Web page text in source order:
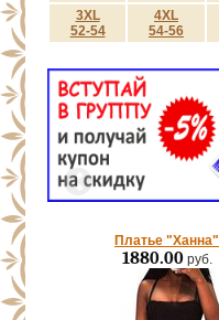
3XL
52-54
4XL
54-56
Платье "Ханна"
1880.00руб.